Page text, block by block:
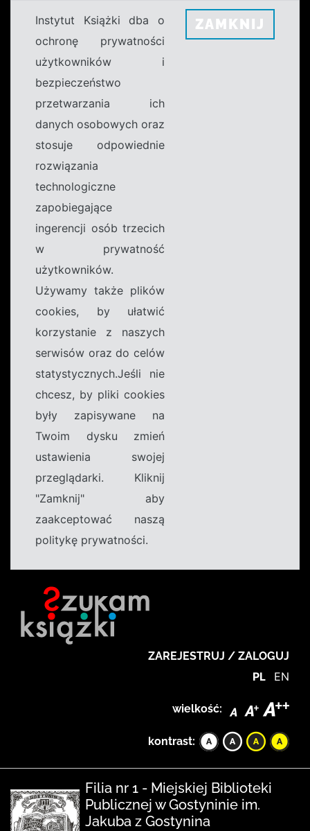
Instytut Książki dba o
ochronę prywatności
użytkowników i
bezpieczeństwo
przetwarzania ich
danych osobowych oraz
stosuje odpowiednie
rozwiązania
technologiczne
zapobiegające
ingerencji osób trzecich
w prywatność
użytkowników.
Używamy także plików
cookies, by ułatwić
korzystanie z naszych
serwisów oraz do celów
statystycznych.Jeśli nie
chcesz, by pliki cookies
były zapisywane na
Twoim dysku zmień
ustawienia swojej
przeglądarki. Kliknij
"Zamknij" aby
zaakceptować naszą
politykę prywatności.
ZAMKNIJ
ZAREJESTRUJ / ZALOGUJ
PL EN
wielkość:
kontrast:
Filia nr 1 - Miejskiej Biblioteki
Publicznej w Gostyninie im.
Jakuba z Gostynina